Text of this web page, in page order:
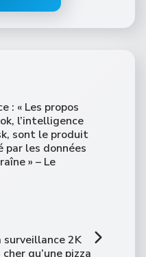
: « Les propos
l’intelligence
sont le produit
par les données
» – Le
surveillance 2K
qu’une pizza